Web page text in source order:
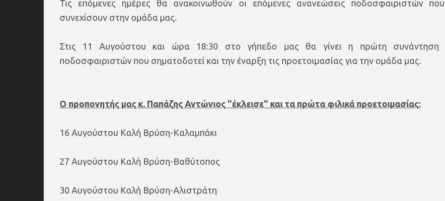
Τις επόμενες ημέρες θα ανακοινωθούν οι επόμενες ανανεώσεις ποδοσφαιριστών
συνεχίσουν στην ομάδα μας.
Στις 11 Αυγούστου και ώρα 18:30 στο γήπεδο μας θα γίνει η πρώτη συνάντηση
ποδοσφαιριστών που σηματοδοτεί και την έναρξη τις προετοιμασίας για την ομάδα μας.
Ο προπονητής μας κ. Παπάζης Αντώνιος "έκλεισε" και τα πρώτα φιλικά προετοιμασίας:
16 Αυγούστου Καλή Βρύση-Καλαμπάκι
27 Αυγούστου Καλή Βρύση-Βαθύτοπος
30 Αυγούστου Καλή Βρύση-Αλιστράτη